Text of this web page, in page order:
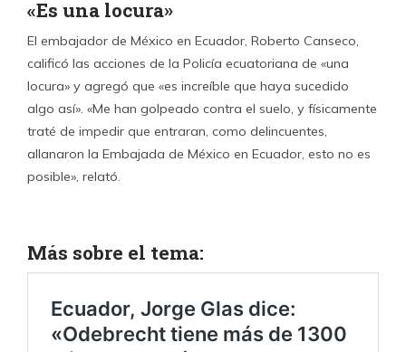
«Es una locura»
El embajador de México en Ecuador, Roberto Canseco,
calificó las acciones de la Policía ecuatoriana de «una
locura» y agregó que «es increíble que haya sucedido
algo así». «Me han golpeado contra el suelo, y físicamente
traté de impedir que entraran, como delincuentes,
allanaron la Embajada de México en Ecuador, esto no es
posible», relató.
Más sobre el tema: